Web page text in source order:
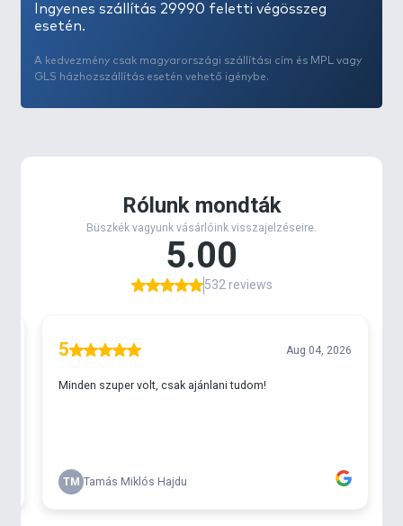
Ingyenes szállítás 29990 feletti végösszeg
esetén.
A kedvezmény csak magyarországi szállítási cím és MPL vagy
GLS házhozszállítás esetén vehető igénybe.